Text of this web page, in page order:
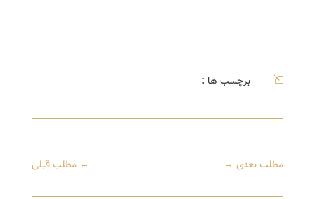
l برچسب ها :
←مطلب قبلی مطلب بعدی→